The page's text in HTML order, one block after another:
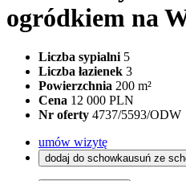
ogródkiem na
Liczba sypialni 5
Liczba łazienek 3
Powierzchnia 200 m²
Cena 12 000 PLN
Nr oferty 4737/5593/ODW
umów wizytę
dodaj do schowkausuń ze